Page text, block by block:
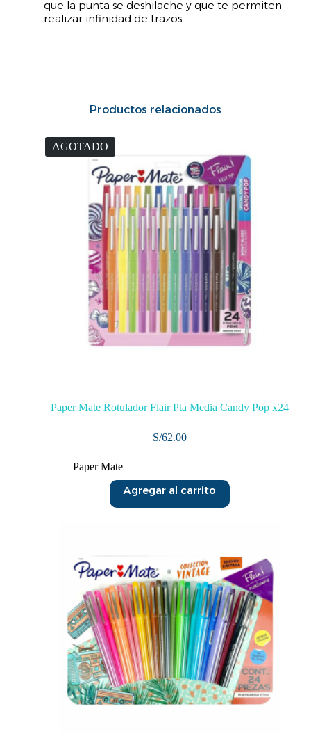
que la punta se deshilache y que te permiten
realizar infinidad de trazos.
Productos relacionados
AGOTADO
Paper Mate Rotulador Flair Pta Media Candy Pop x24
S/62.00
Paper Mate
Agregar al carrito